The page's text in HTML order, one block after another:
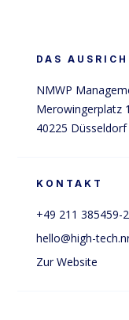
DAS
NMWP
Merowingerplatz 1
40225 Düsseldorf
KONTAKT
+49 211 385459-
hello@high-
Zur Website